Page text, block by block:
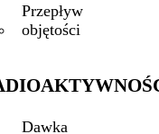
Przepływ
objętości
Dawka